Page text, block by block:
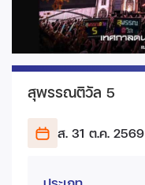
สุพรรณติวัล 5
ส. 31 ต.ค. 2569